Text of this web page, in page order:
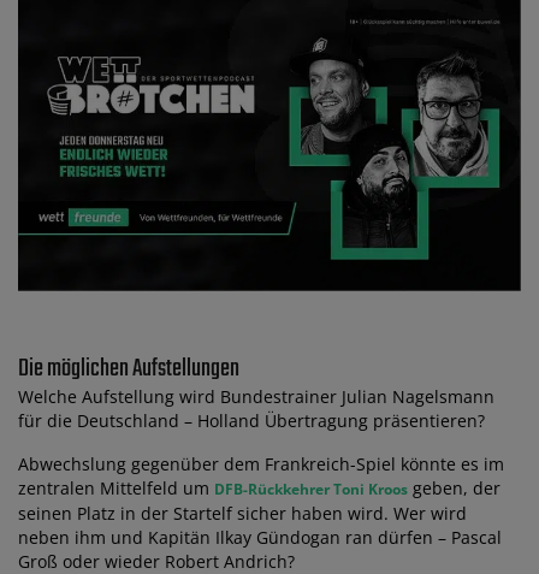
Die möglichen Aufstellungen
Welche Aufstellung wird Bundestrainer Julian Nagelsmann
für die Deutschland – Holland Übertragung präsentieren?
Abwechslung gegenüber dem Frankreich-Spiel könnte es im
zentralen Mittelfeld um DFB-Rückkehrer Toni Kroos geben, der
seinen Platz in der Startelf sicher haben wird. Wer wird
neben ihm und Kapitän Ilkay Gündogan ran dürfen – Pascal
Groß oder wieder Robert Andrich?